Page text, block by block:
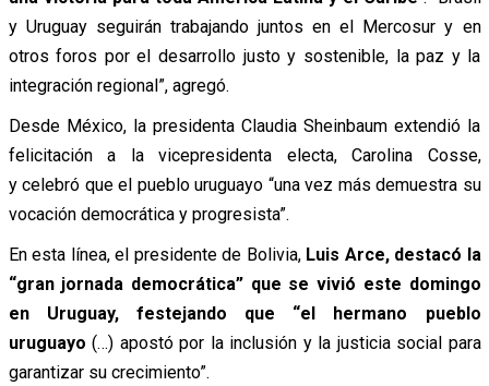
y Uruguay seguirán trabajando juntos en el Mercosur y en
otros foros por el desarrollo justo y sostenible, la paz y la
integración regional”, agregó.
Desde México, la presidenta Claudia Sheinbaum extendió la
felicitación a la vicepresidenta electa, Carolina Cosse,
y celebró que el pueblo uruguayo “una vez más demuestra su
vocación democrática y progresista”.
En esta línea, el presidente de Bolivia, Luis Arce, destacó la
“gran jornada democrática” que se vivió este domingo
en Uruguay, festejando que “el hermano pueblo
uruguayo (…) apostó por la inclusión y la justicia social para
garantizar su crecimiento”.